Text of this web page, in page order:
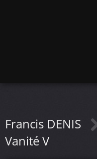
Francis DENIS
Vanité V